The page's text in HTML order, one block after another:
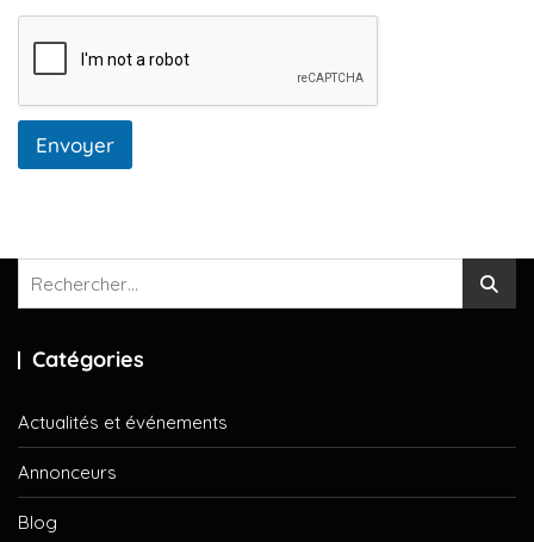
Envoyer
Catégories
Actualités et événements
Annonceurs
Blog